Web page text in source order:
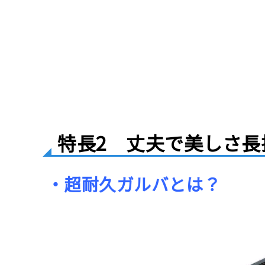
特長2 丈夫で美しさ長
・超耐久ガルバとは？